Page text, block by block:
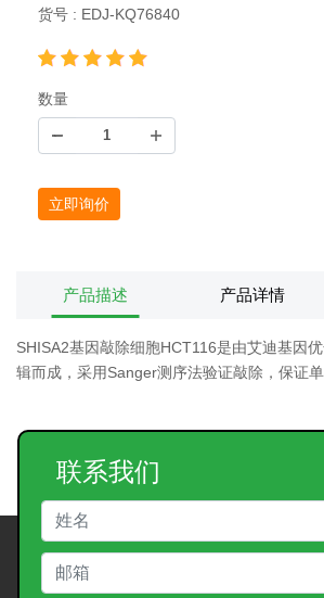
货号 : EDJ-KQ76840
数量
立即询价
产品描述 产品详情
SHISA2基因敲除细胞HCT116是由艾迪基因
辑而成，采用Sanger测序法验证敲除，保证单
联系我们